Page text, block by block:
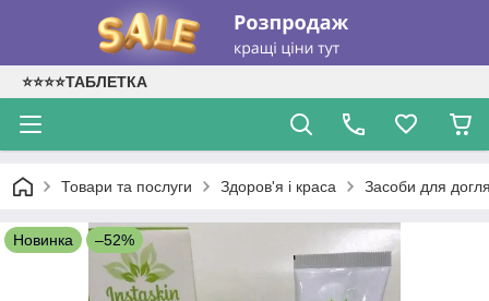
⭐⭐⭐⭐ТАБЛЕТКА
Товари та послуги Здоров'я і краса Засоби для
Новинка –52%